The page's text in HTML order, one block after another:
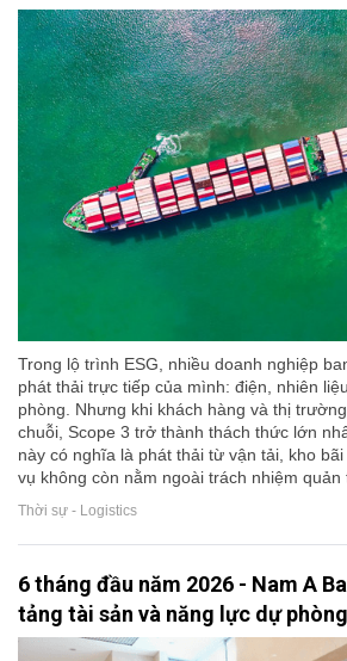
Trong lộ trình ESG, nhiều doanh nghiệp
phát thải trực tiếp của mình: điện, nhiên
phòng. Nhưng khi khách hàng và thị
chuỗi, Scope 3 trở thành thách thức lớn
này có nghĩa là phát thải từ vận tải, kho
vụ không còn nằm ngoài trách nhiệm
Thời sự - Logistics
6 tháng đầu năm 2026 - Nam A
tảng tài sản và năng lực dự phòng